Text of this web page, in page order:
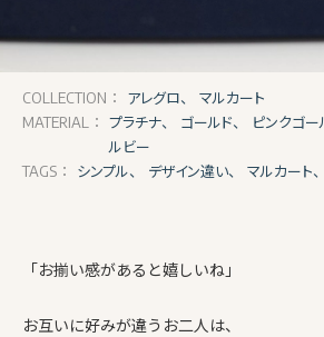
COLLECTION： アレグロ、 マルカート
MATERIAL： プラチナ、 ゴールド、 ピンクゴー
ルビー
TAGS： シンプル、 デザイン違い、 マルカート、
「お揃い感があると嬉しいね」
お互いに好みが違うお二人は、